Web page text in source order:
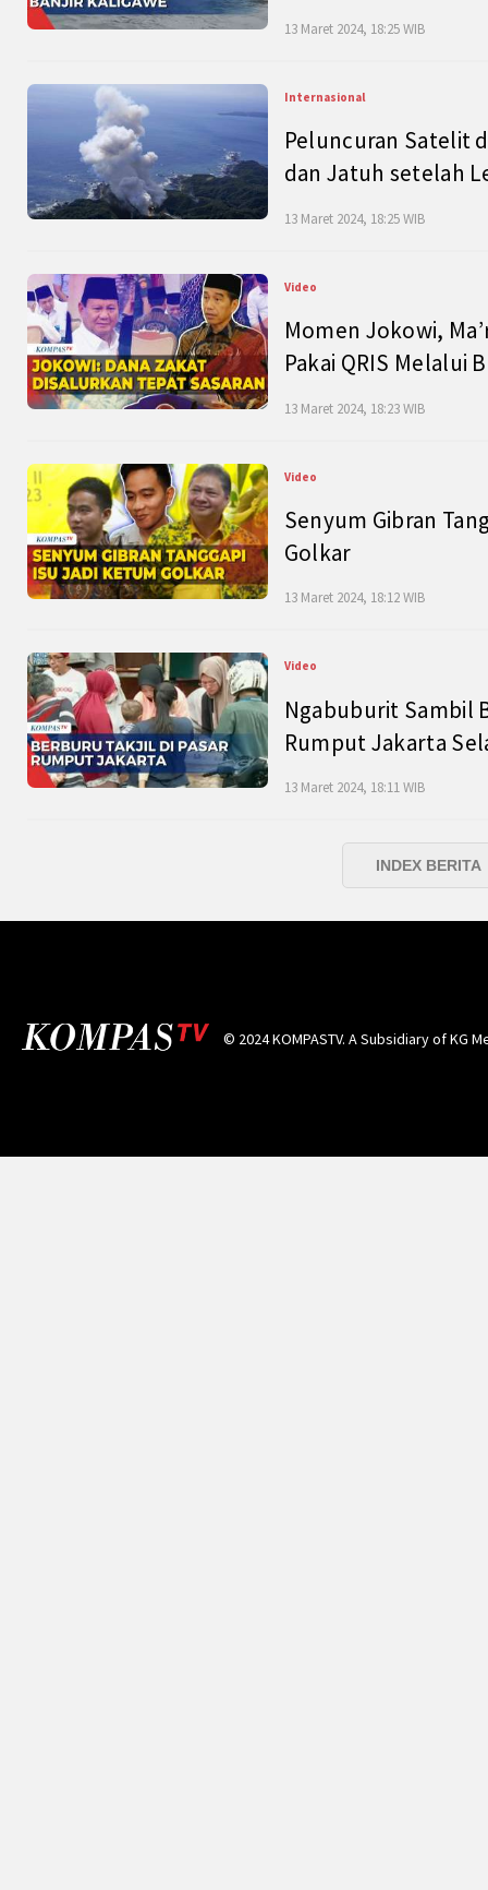
13 Maret 2024, 18:25 WIB
Internasional
Peluncuran Satelit
dan Jatuh setelah
13 Maret 2024, 18:25 WIB
Video
Momen Jokowi,
Pakai QRIS Melalui
13 Maret 2024, 18:23 WIB
Video
Senyum Gibran
Golkar
13 Maret 2024, 18:12 WIB
Video
Ngabuburit Sambil
Rumput Jakarta
13 Maret 2024, 18:11 WIB
INDEX BERITA
© 2024 KOMPASTV. A Subsidiary ofKG